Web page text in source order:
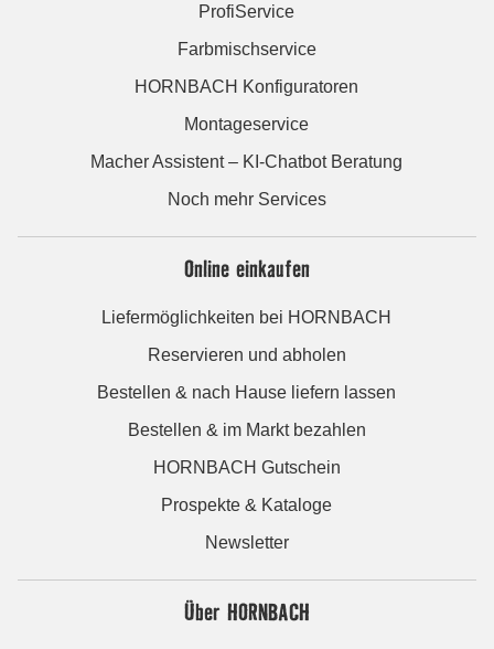
ProfiService
Farbmischservice
HORNBACH Konfiguratoren
Montageservice
Macher Assistent – KI-Chatbot Beratung
Noch mehr Services
Online einkaufen
Liefermöglichkeiten bei HORNBACH
Reservieren und abholen
Bestellen & nach Hause liefern lassen
Bestellen & im Markt bezahlen
HORNBACH Gutschein
Prospekte & Kataloge
Newsletter
Über HORNBACH